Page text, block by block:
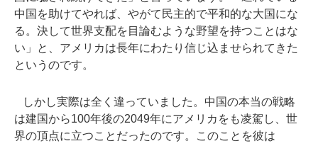
中国を助けてやれば、やがて民主的で平和的な大国にな
る。決して世界支配を目論むような野望を持つことはな
い」と、アメリカは長年にわたり信じ込ませられてきた
というのです。
しかし実際は全く違っていました。中国の本当の戦略
は建国から100年後の2049年にアメリカをも凌駕し、世
界の頂点に立つことだったのです。このことを彼は